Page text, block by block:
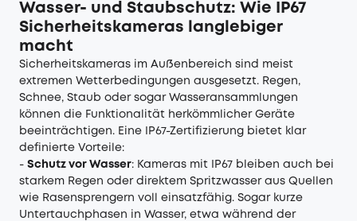
Wasser- und Staubschutz: Wie IP67
Sicherheitskameras langlebiger
macht
Sicherheitskameras im Außenbereich sind meist
extremen Wetterbedingungen ausgesetzt. Regen,
Schnee, Staub oder sogar Wasseransammlungen
können die Funktionalität herkömmlicher Geräte
beeinträchtigen. Eine IP67-Zertifizierung bietet klar
definierte Vorteile:
- Schutz vor Wasser: Kameras mit IP67 bleiben auch bei
starkem Regen oder direktem Spritzwasser aus Quellen
wie Rasensprengern voll einsatzfähig. Sogar kurze
Untertauchphasen in Wasser, etwa während der